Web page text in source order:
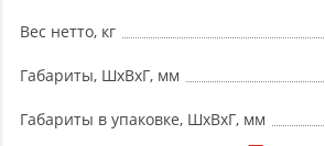
Вес нетто, кг
Габариты, ШxВxГ, мм
Габариты в упаковке, ШxВxГ, мм